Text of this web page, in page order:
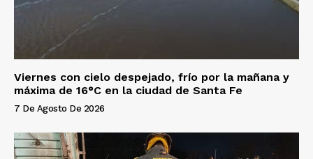
Viernes con cielo despejado, frío por la mañana y
máxima de 16°C en la ciudad de Santa Fe
7 De Agosto De 2026